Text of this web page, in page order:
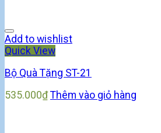
Add to wishlist
Quick View
Bộ Quà Tặng ST-21
535.000₫ Thêm vào giỏ hàng